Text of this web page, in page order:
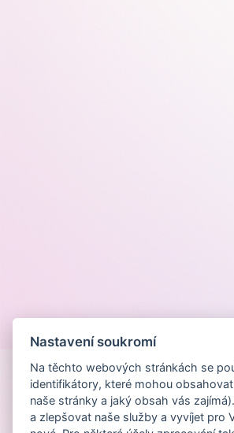
Nastavení soukromí
Na těchto webových stránkách se
identifikátory, které mohou
naše stránky a jaký obsah vás
a zlepšovat naše služby a vyvíjet pro